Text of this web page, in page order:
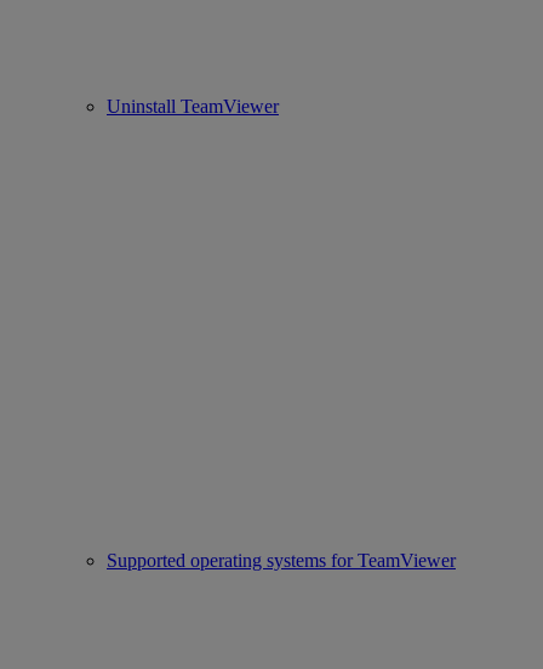
Uninstall TeamViewer
Supported operating systems for TeamViewer